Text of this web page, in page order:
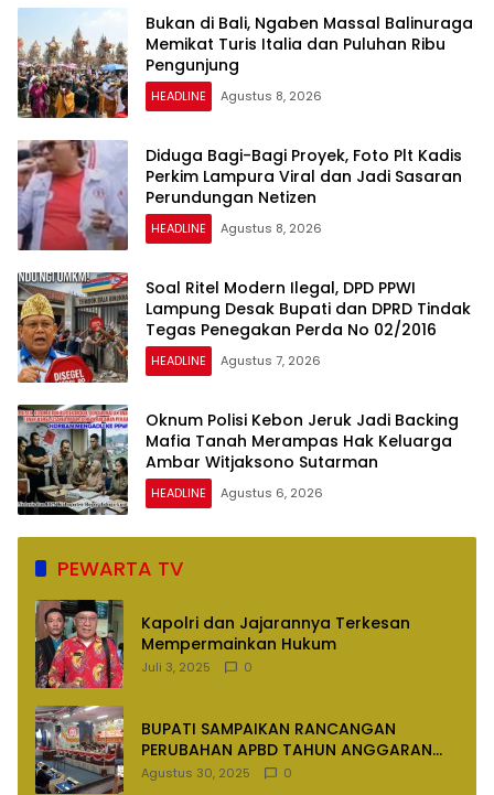
Bukan di Bali, Ngaben Massal Balinuraga
Memikat Turis Italia dan Puluhan Ribu
Pengunjung
HEADLINE Agustus 8, 2026
Diduga Bagi-Bagi Proyek, Foto Plt Kadis
Perkim Lampura Viral dan Jadi Sasaran
Perundungan Netizen
HEADLINE Agustus 8, 2026
Soal Ritel Modern Ilegal, DPD PPWI
Lampung Desak Bupati dan DPRD Tindak
Tegas Penegakan Perda No 02/2016
HEADLINE Agustus 7, 2026
Oknum Polisi Kebon Jeruk Jadi Backing
Mafia Tanah Merampas Hak Keluarga
Ambar Witjaksono Sutarman
HEADLINE Agustus 6, 2026
PEWARTA TV
Kapolri dan Jajarannya Terkesan
Mempermainkan Hukum
Juli 3, 2025 0
BUPATI SAMPAIKAN RANCANGAN
PERUBAHAN APBD TAHUN ANGGARAN
2025
Agustus 30, 2025 0